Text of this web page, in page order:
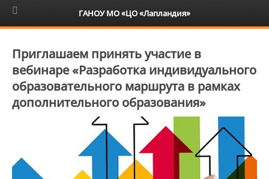
6+
Приглашаем принять участие в
вебинаре «Разработка индивидуального
образовательного маршрута в рамках
дополнительного образования»
ГАНОУ МО «ЦО «Лапландия»